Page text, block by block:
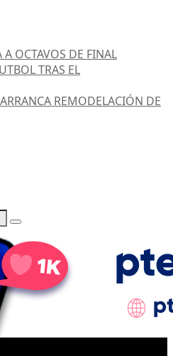
OCTAVOS DE FINAL
TRAS EL
REMODELACIÓN DE